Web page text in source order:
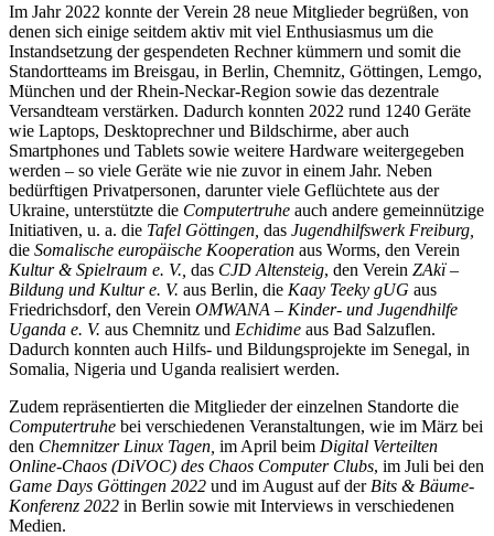
Im Jahr 2022 konnte der Verein 28 neue Mitglieder begrüßen, von
denen sich einige seitdem aktiv mit viel Enthusiasmus um die
Instandsetzung der gespendeten Rechner kümmern und somit die
Standortteams im Breisgau, in Berlin, Chemnitz, Göttingen, Lemgo,
München und der Rhein-Neckar-Region sowie das dezentrale
Versandteam verstärken. Dadurch konnten 2022 rund 1240 Geräte
wie Laptops, Desktoprechner und Bildschirme, aber auch
Smartphones und Tablets sowie weitere Hardware weitergegeben
werden – so viele Geräte wie nie zuvor in einem Jahr. Neben
bedürftigen Privatpersonen, darunter viele Geflüchtete aus der
Ukraine, unterstützte die Computertruhe auch andere gemeinnützige
Initiativen, u. a. die Tafel Göttingen das Jugendhilfswerk Freiburg,
die Somalische europäische Kooperation aus Worms, den Verein
Kultur & Spielraum e. V., das CJD Altensteig, den Verein ZAkï –
Bildung und Kultur e. V. aus Berlin, die Kaay Teeky gUG aus
Friedrichsdorf, den Verein OMWANA – Kinder- und Jugendhilfe
Uganda e. V. aus Chemnitz und Echidime aus Bad Salzuflen.
Dadurch konnten auch Hilfs- und Bildungsprojekte im Senegal, in
Somalia, Nigeria und Uganda realisiert werden.
Zudem repräsentierten die Mitglieder der einzelnen Standorte die
Computertruhe bei verschiedenen Veranstaltungen, wie im März bei
den Chemnitzer Linux Tagen, im April beim Digital Verteilten
Online-Chaos (DiVOC) des Chaos Computer Clubs, im Juli bei den
Game Days Göttingen 2022 und im August auf der Bits & Bäume-
Konferenz 2022 in Berlin sowie mit Interviews in verschiedenen
Medien.